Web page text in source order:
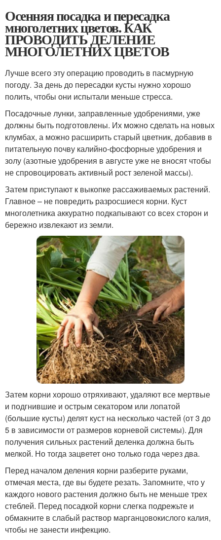
Осенняя посадка и пересадка
многолетних цветов. КАК
ПРОВОДИТЬ ДЕЛЕНИЕ
МНОГОЛЕТНИХ ЦВЕТОВ
Лучше всего эту операцию проводить в пасмурную
погоду. За день до пересадки кусты нужно хорошо
полить, чтобы они испытали меньше стресса.
Посадочные лунки, заправленные удобрениями, уже
должны быть подготовлены. Их можно сделать на новых
клумбах, а можно расширить старый цветник, добавив в
питательную почву калийно-фосфорные удобрения и
золу (азотные удобрения в августе уже не вносят чтобы
не спровоцировать активный рост зеленой массы).
Затем приступают к выкопке рассаживаемых растений.
Главное – не повредить разросшиеся корни. Куст
многолетника аккуратно подкапывают со всех сторон и
бережно извлекают из земли.
Затем корни хорошо отряхивают, удаляют все мертвые
и подгнившие и острым секатором или лопатой
(большие кусты) делят куст на несколько частей (от 3 до
5 в зависимости от размеров корневой системы). Для
получения сильных растений деленка должна быть
мелкой. Но тогда зацветет оно только года через два.
Перед началом деления корни разберите руками,
отмечая места, где вы будете резать. Запомните, что у
каждого нового растения должно быть не меньше трех
стеблей. Перед посадкой корни слегка подрежьте и
обмакните в слабый раствор марганцовокислого калия,
чтобы не занести инфекцию.